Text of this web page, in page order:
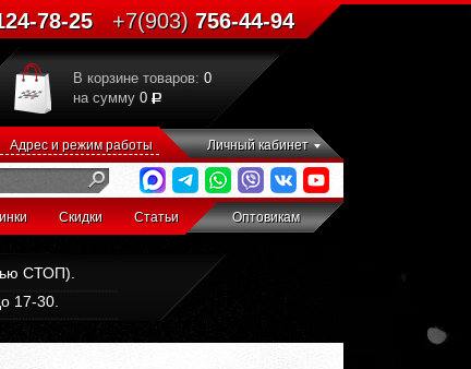
78-25 +7(903)756-44-94
В корзине товаров: 0
на сумму 0
Адрес и режим работы Личный кабинет
Скидки Статьи Оптовикам
СТОП).
17-30.